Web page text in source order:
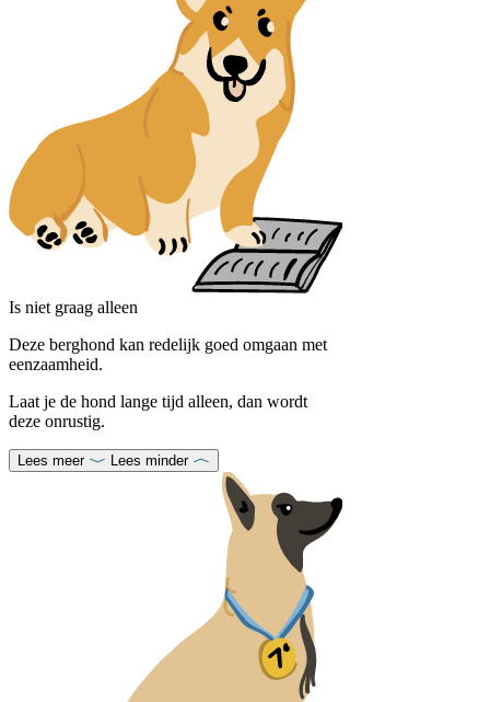
Is niet graag alleen
Deze berghond kan redelijk goed omgaan met
eenzaamheid.
Laat je de hond lange tijd alleen, dan wordt
deze onrustig.
Lees meer Lees minder